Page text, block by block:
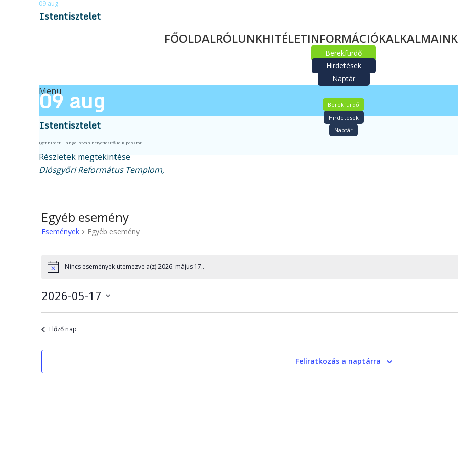
09 aug
Istentisztelet
FŐOLDALRÓLUNKHITÉLETINFORMÁCIÓKALKALMAINK
Berekfürdő
Hirdetések
Naptár
Menu
Berekfürdő
Hirdetések
Naptár
09 aug
Istentisztelet
Igét hirdet: Hangó István helyettesítő lelkipásztor.
Részletek megtekintése
Diósgyőri Református Templom,
Egyéb esemény
Események Egyéb esemény
NoticeNincs események ütemezve a(z) 2026. május 17..
2026-05-17
Dátum
Előző nap
Feliratkozás a naptárra